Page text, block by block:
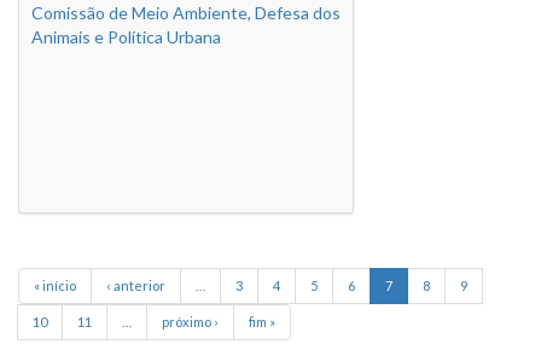
Comissão de Meio Ambiente, Defesa dos
Animais e Política Urbana
« início ‹ anterior 3 4 5 6 7 8 9
10 11 próximo › fim »